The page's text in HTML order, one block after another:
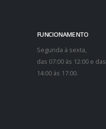
FUNCIONAMENTO
Segunda à sexta,
das 07:00 às 12:00 e das
14:00 às 17:00.